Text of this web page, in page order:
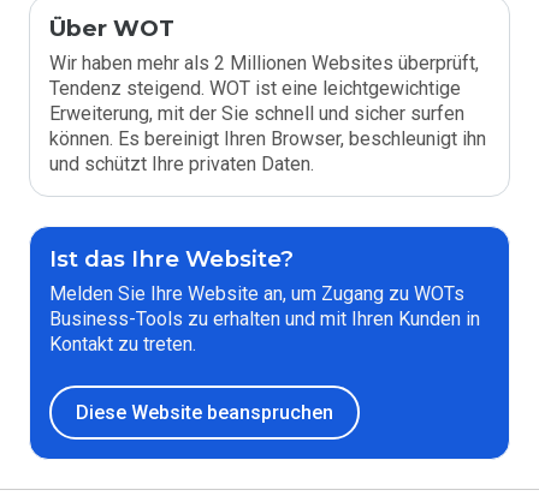
Über WOT
Wir haben mehr als 2 Millionen Websites überprüft,
Tendenz steigend. WOT ist eine leichtgewichtige
Erweiterung, mit der Sie schnell und sicher surfen
können. Es bereinigt Ihren Browser, beschleunigt ihn
und schützt Ihre privaten Daten.
Ist das Ihre Website?
Melden Sie Ihre Website an, um Zugang zu WOTs
Business-Tools zu erhalten und mit Ihren Kunden in
Kontakt zu treten.
Diese Website beanspruchen